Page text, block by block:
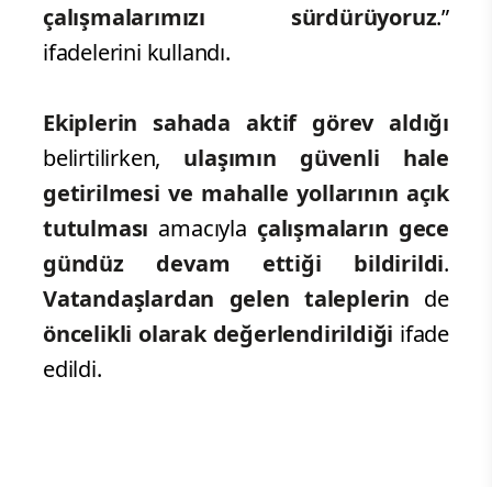
çalışmalarımızı sürdürüyoruz.”
ifadelerini kullandı.
Ekiplerin sahada aktif görev aldığı
belirtilirken, ulaşımın güvenli hale
getirilmesi ve mahalle yollarının açık
tutulması amacıyla çalışmaların gece
gündüz devam ettiği bildirildi.
Vatandaşlardan gelen taleplerin de
öncelikli olarak değerlendirildiği ifade
edildi.